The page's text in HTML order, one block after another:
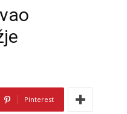
Pinterest